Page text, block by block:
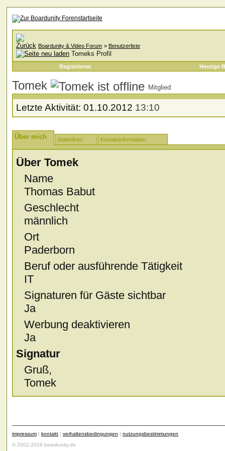
Boardunity & Video Forum » Benutzerliste
Tomeks Profil
Registrieren Heutige
Tomek Mitglied
Letzte Aktivität: 01.10.2012 13:10
Über mich Statistiken Kontaktinformation
Über Tomek
Name
Thomas Babut
Geschlecht
männlich
Ort
Paderborn
Beruf oder ausführende Tätigkeit
IT
Signaturen für Gäste sichtbar
Ja
Werbung deaktivieren
Ja
Signatur
Gruß,
Tomek
impressum | kontakt | verhaltensbedingungen | nutzungsbestimmungen
© 2002-2026 boardunity.de